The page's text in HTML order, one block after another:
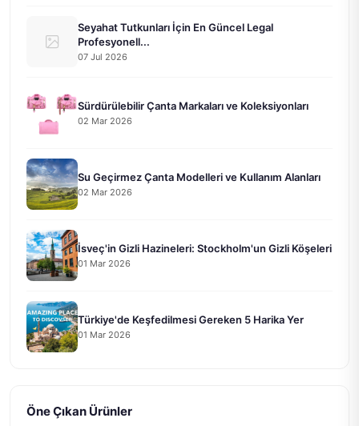
Seyahat Tutkunları İçin En Güncel Legal
Profesyonell...
07 Jul 2026
Sürdürülebilir Çanta Markaları ve Koleksiyonları
02 Mar 2026
Su Geçirmez Çanta Modelleri ve Kullanım Alanları
02 Mar 2026
İsveç'in Gizli Hazineleri: Stockholm'un Gizli Köşeleri
01 Mar 2026
Türkiye'de Keşfedilmesi Gereken 5 Harika Yer
01 Mar 2026
Öne Çıkan Ürünler